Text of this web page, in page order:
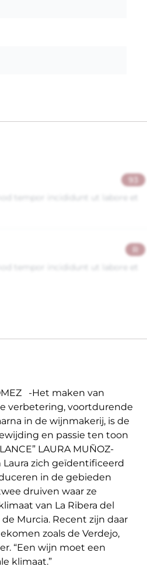
afhalen ontvangt u
met volop
MUÑOZ-ROJO -
93
tempor incididunt ut labore et
tempor incididunt ut labore et
-Het maken van
verbetering, voortdurende
in de wijnmakerij, is de
en passie ten toon
LAURA MUÑOZ-
Laura zich geïdentificeerd
in de gebieden
druiven waar ze
van La Ribera del
Murcia. Recent zijn daar
zoals de Verdejo,
“Een wijn moet een
klimaat.”